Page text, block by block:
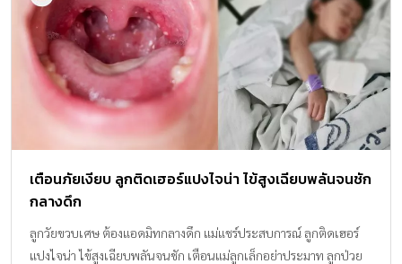
เกี่ยวกับโรคภูมิแพ้ หรือหอบหืดอยู่แล้ว ก็จะยิ่งได้รับผลกระทบจาก
อากาศเปลี่ยนแปลงเข้าไปกันใหญ่ เพราะว่าจะมีโอกาสทำให้ลูกของเรา
มีอาการไอ เจ็บคอ และมีเสมหะเรื้อรัง ซึ่งอาการ “ไอเรื้อรังในเด็ก”
ถือว่าค่อนข้างน่าเป็นห่วง เพราะจะส่งผลกระทบต่อการใช้ชีวิตโดยตรง
ทั้งเรื่องการเจ็บป่วย เรื่องการไอในช่วงกลางคืนที่จะเบียดเบียนการพัก
ผ่อนทั้งตัวเด็กเองและคุณพ่อคุณแม่ ที่มีความวิตกกังวลเพราะเป็นห่วง
ลูกว่าร่างกายมีความผิดปกติหรือไม่ วิธีดูแลและป้องกันไม่ให้ลูกป่วย
ช่วงอากาศเปลี่ยนแปลงบ่อย สำหรับวิธีดูแลเด็ก ๆ ในภาวะที่อากาศ
เปลี่ยนแปลงบ่อยเพื่อไม่ให้เกิดอาการเจ็บป่วย ไอ จาม หรือมีเสมหะ
เจอกับอากาศเย็น เช่น การนอนเปิดพัดลมจ่อโดยตรง หากนอนในห้อง
เตือนภัยเงียบ ลูกติดเฮอร์แปงไจน่า ไข้สูงเฉียบพลันจนชัก
กลางดึก
ลูกวัยขวบเศษ ต้องแอดมิทกลางดึก แม่แชร์ประสบการณ์ ลูกติดเฮอร์
แปงไจน่า ไข้สูงเฉียบพลันจนชัก เตือนแม่ลูกเล็กอย่าประมาท ลูกป่วย